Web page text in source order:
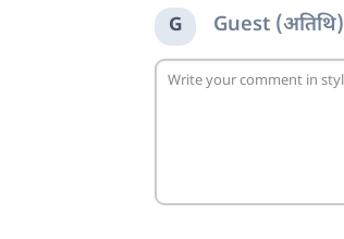
G Guest (अतिथि)